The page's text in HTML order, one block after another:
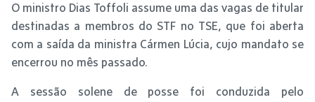
O ministro Dias Toffoli assume uma das vagas de titular
destinadas a membros do STF no TSE, que foi aberta
com a saída da ministra Cármen Lúcia, cujo mandato se
encerrou no mês passado.
A sessão solene de posse foi conduzida pelo